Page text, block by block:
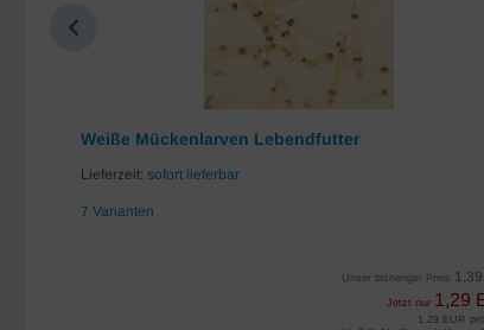
Weiße Mückenlarven Lebendfutter
Lieferzeit: sofort lieferbar
7 Varianten
Unser bisheriger Preis
Jetzt nur 1,29
1,29 EUR